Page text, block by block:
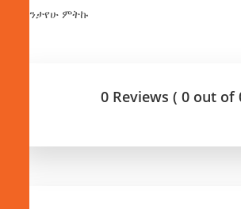
በስንታየሁ ምትኩ
0 Reviews ( 0 out of